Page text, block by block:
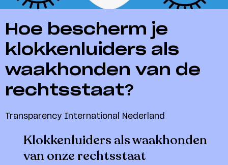
Hoe bescherm je
klokkenluiders als
waakhonden van de
rechtsstaat?
Transparency International Nederland
Klokkenluiders als waakhonden
van onze rechtsstaat